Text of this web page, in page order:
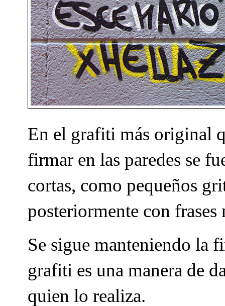
En el grafiti más original
firmar en las paredes se
cortas, como pequeños
posteriormente con
Se sigue manteniendo la
grafiti es una manera de
quien lo realiza.